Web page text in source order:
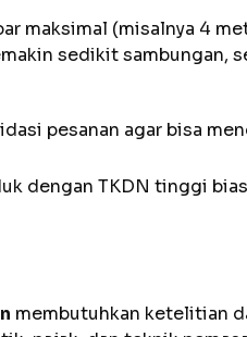
maksimal (misalnya 4
sedikit sambungan,
pesanan agar bisa
dengan TKDN tinggi
membutuhkan ketelitian